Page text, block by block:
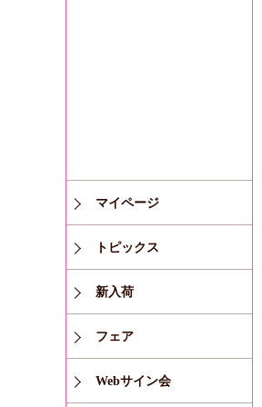
マイページ
トピックス
新入荷
フェア
Webサイン会